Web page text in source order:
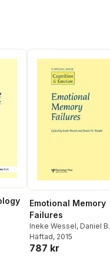
Emotional Memory
Failures
Ineke Wessel, Daniel B.
Wright
Häftad, 2015
787 kr